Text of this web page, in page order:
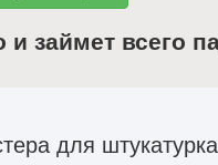
и займет всего
для